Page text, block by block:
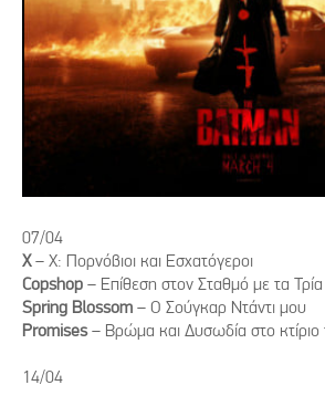
07/04
Χ– Χ: Πορνόβιοι και Εσχατόγεροι
Copshop – Επίθεση στον Σταθμό με τα Τρία
Spring Blossom – Ο Σούγκαρ Ντάντι μου
Promises– Βρώμα και Δυσωδία στο κτίριο
14/04